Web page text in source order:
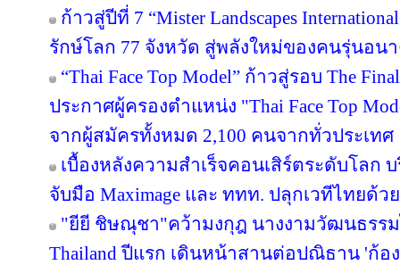
ก้าวสู่ปีที่ 7 “Mister Landscapes
รักษ์โลก 77 จังหวัด สู่พลังใหม่ของคนรุ่นอน
“Thai Face Top Model” ก้าวสู่รอบ The
ประกาศผู้ครองตำแหน่ง "Thai Face Top
จากผู้สมัครทั้งหมด 2,100 คนจากทั่วประเทศ
เบื้องหลังความสำเร็จคอนเสิร์ตระดับโลก
จับมือ Maximage และ ททท. ปลุกเวทีไทยด้วย
"ยียี ชิษณุชา"คว้ามงกุฎ นางงามวัฒนธรรมไ
Thailand ปีแรก เดินหน้าสานต่อปณิธาน 'ก้อ